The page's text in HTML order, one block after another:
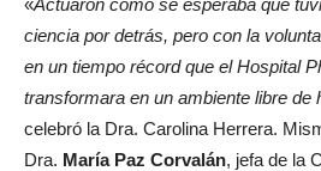
ciencia por detrás, pero con la
en un tiempo récord que el Hospital
transformara en un ambiente libre de
celebró la Dra. Carolina Herrera.
Dra. María Paz Corvalán, jefa de la